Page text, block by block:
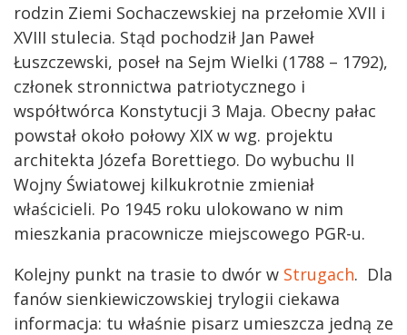
rodzin Ziemi Sochaczewskiej na przełomie XVII i
XVIII stulecia. Stąd pochodził Jan Paweł
Łuszczewski, poseł na Sejm Wielki (1788 – 1792),
członek stronnictwa patriotycznego i
współtwórca Konstytucji 3 Maja. Obecny pałac
powstał około połowy XIX w wg. projektu
architekta Józefa Borettiego. Do wybuchu II
Wojny Światowej kilkukrotnie zmieniał
właścicieli. Po 1945 roku ulokowano w nim
mieszkania pracownicze miejscowego PGR-u.
Kolejny punkt na trasie to dwór w Strugach. Dla
fanów sienkiewiczowskiej trylogii ciekawa
informacja: tu właśnie pisarz umieszcza jedną ze